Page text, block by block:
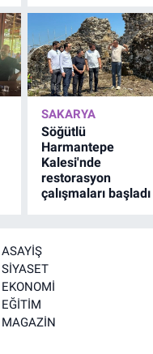
SAKARYA
Söğütlü
Harmantepe
Kalesi'nde
restorasyon
çalışmaları başladı
ASAYİŞ
SİYASET
EKONOMİ
EĞİTİM
MAGAZİN